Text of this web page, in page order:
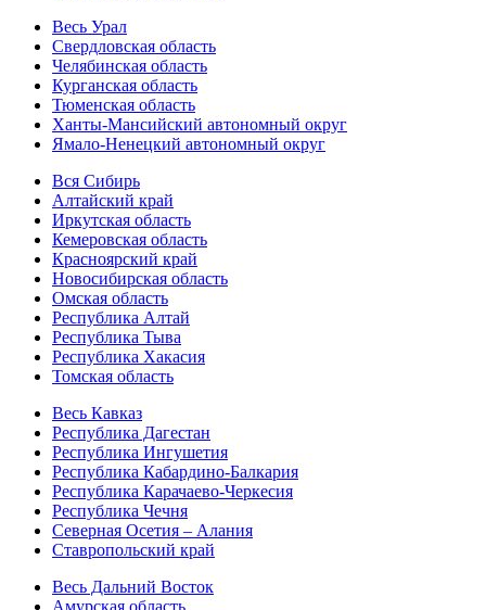
Весь Урал
Свердловская область
Челябинская область
Курганская область
Тюменская область
Ханты-Мансийский автономный округ
Ямало-Ненецкий автономный округ
Вся Сибирь
Алтайский край
Иркутская область
Кемеровская область
Красноярский край
Новосибирская область
Омская область
Республика Алтай
Республика Тыва
Республика Хакасия
Томская область
Весь Кавказ
Республика Дагестан
Республика Ингушетия
Республика Кабардино-Балкария
Республика Карачаево-Черкесия
Республика Чечня
Северная Осетия – Алания
Ставропольский край
Весь Дальний Восток
Амурская область